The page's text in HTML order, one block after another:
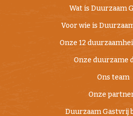
Wat is Duurzaam
Voor wie is
Onze 12
Onze duurzame
Ons team
Onze
Duurzaam Gastvrij